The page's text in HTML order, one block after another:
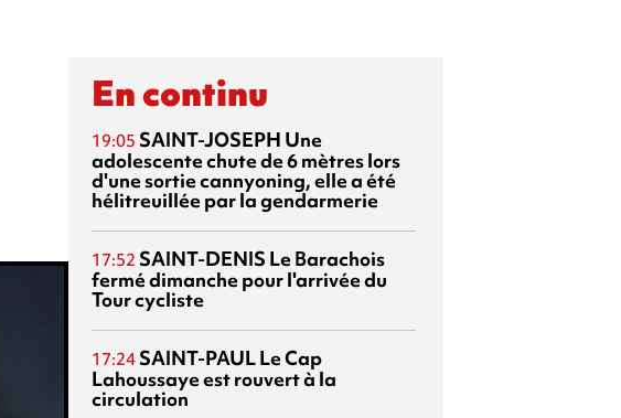
En continu
19:05 SAINT-JOSEPH Une
adolescente chute de 6 mètres lors
d'une sortie cannyoning, elle a été
hélitreuillée par la gendarmerie
17:52 SAINT-DENIS Le Barachois
fermé dimanche pour l'arrivée du
Tour cycliste
17:24 SAINT-PAULLe Cap
Lahoussaye est rouvert à la
circulation